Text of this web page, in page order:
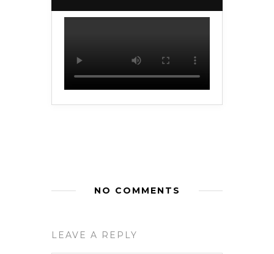
NO COMMENTS
LEAVE A REPLY